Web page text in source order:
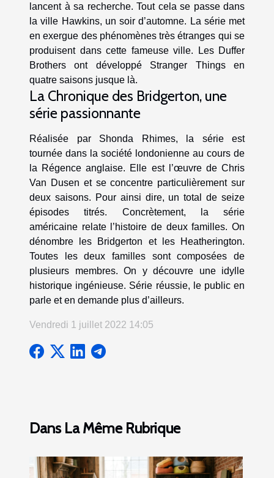
lancent à sa recherche. Tout cela se passe dans
la ville Hawkins, un soir d’automne. La série met
en exergue des phénomènes très étranges qui se
produisent dans cette fameuse ville. Les Duffer
Brothers ont développé Stranger Things en
quatre saisons jusque là.
La Chronique des Bridgerton, une
série passionnante
Réalisée par Shonda Rhimes, la série est
tournée dans la société londonienne au cours de
la Régence anglaise. Elle est l’œuvre de Chris
Van Dusen et se concentre particulièrement sur
deux saisons. Pour ainsi dire, un total de seize
épisodes titrés. Concrètement, la série
américaine relate l’histoire de deux familles. On
dénombre les Bridgerton et les Heatherington.
Toutes les deux familles sont composées de
plusieurs membres. On y découvre une idylle
historique ingénieuse. Série réussie, le public en
parle et en demande plus d’ailleurs.
Vendredi 1 juillet 2022 14:05
Dans La Même Rubrique